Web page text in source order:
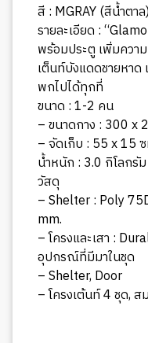
สี : MGRAY (สีน้ำตาล)
รายละเอียด :
พร้อมประตู เพิ่มควา
เต็นท์บังแดดชายหาด
พกไปได้ทุกที่
ขนาด : 1-2 คน
– ขนาดกาง : 300 x
– จัดเก็บ : 55 x 15
น้ำหนัก : 3.0 กิโลกรัม
วัสดุ
– Shelter : Poly
mm.
– โครงและเสา :
อุปกรณ์ที่มีมาในชุด
– Shelter, Door
– โครงเต้นท์ 4 ชุด,